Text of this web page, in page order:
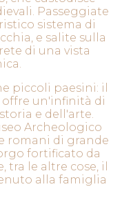
Passeggiate
sistema di
e salite sulla
di una vista
piccoli paesini: il
un'infinità di
e dell'arte.
Archeologico
romani di grande
fortificato da
tra le altre cose, il
alla famiglia